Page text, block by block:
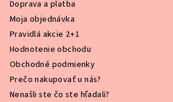
Doprava a platba
Moja objednávka
Pravidlá akcie 2+1
Hodnotenie obchodu
Obchodné podmienky
Prečo nakupovať u nás?
Nenašli ste čo ste hľadali?